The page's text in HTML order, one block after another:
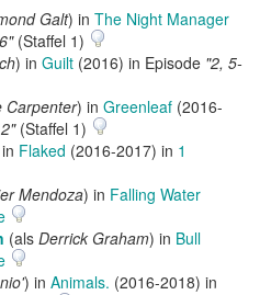
Galt) in The Night Manager
(Staffel 1)
) in Guilt (2016) in Episode "2, 5-
Carpenter) in Greenleaf (2016-
(Staffel 1)
Flaked (2016-2017) in 1
Mendoza) in Falling Water
(als Derrick Graham) in Bull
) in Animals. (2016-2018) in